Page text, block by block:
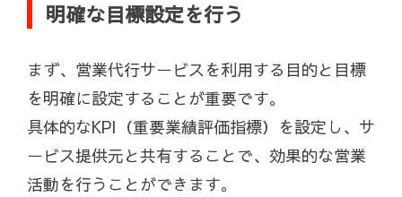
明確な目標設定を行う
まず、営業代行サービスを利用する目的と目標
を明確に設定することが重要です。
具体的なKPI（重要業績評価指標）を設定し、サ
ービス提供元と共有することで、効果的な営業
活動を行うことができます。